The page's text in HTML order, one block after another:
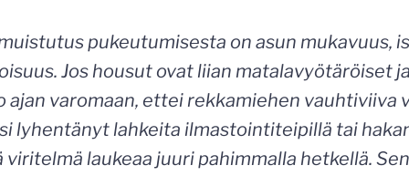
pukeutumisesta on asun mukavuus,
Jos housut ovat liian matalavyötäröiset
ajan varomaan, ettei rekkamiehen vauhtiviiva
lyhentänyt lahkeita ilmastointiteipillä tai
viritelmä laukeaa juuri pahimmalla hetkellä.